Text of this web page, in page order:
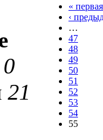
0
21
« первая
‹
…
47
48
49
50
51
52
53
54
55